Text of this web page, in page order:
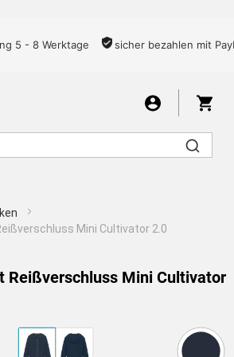
5 - 8 Werktage sicher bezahlen mit
Kinder
Mini Cultivator 2.0
Reißverschluss Mini Cultivator
empfehlen wir Ihnen,
zu geringen Auflösung nicht
Risiko in Kauf